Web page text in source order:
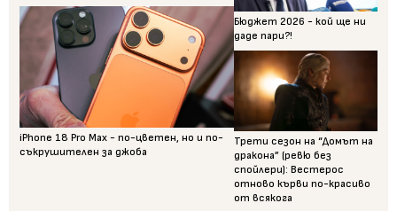
iPhone 18 Pro Max - по-цветен, но и по-
съкрушителен за джоба
Бюджет 2026 - кой ще ни
даде пари?!
Трети сезон на “Домът на
дракона” (ревю без
спойлери): Вестерос
отново кърви по-красиво
от всякога